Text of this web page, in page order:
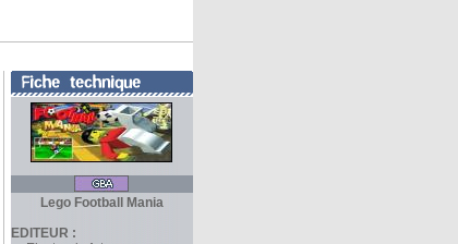
Lego Football Mania
EDITEUR :